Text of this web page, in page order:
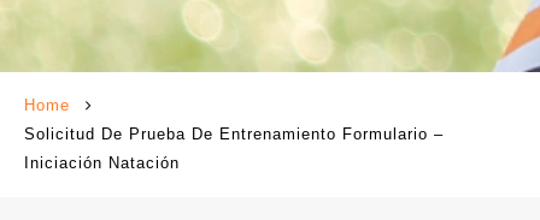
Home
Solicitud De Prueba De Entrenamiento Formulario –
Iniciación Natación